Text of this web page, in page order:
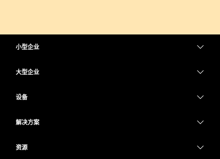
小型企业
大型企业
设备
解决方案
资源